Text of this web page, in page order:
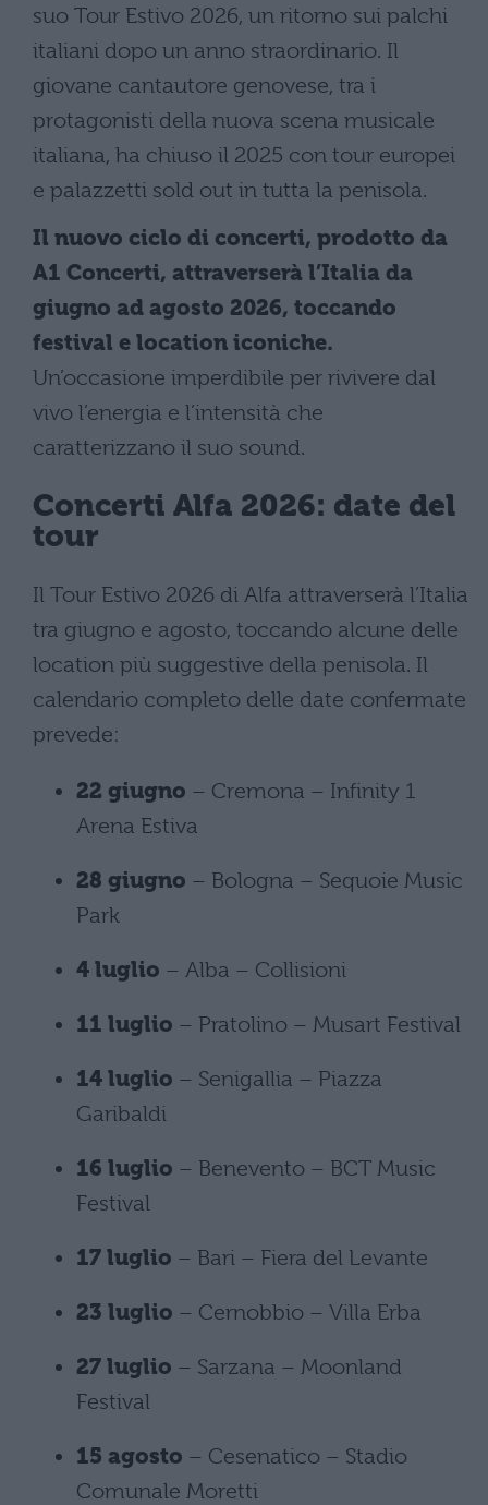
suo Tour Estivo 2026, un ritorno sui palchi
italiani dopo un anno straordinario. Il
giovane cantautore genovese, tra i
protagonisti della nuova scena musicale
italiana, ha chiuso il 2025 con tour europei
e palazzetti sold out in tutta la penisola.
Il nuovo ciclo di concerti, prodotto da
A1 Concerti, attraverserà l’Italia da
giugno ad agosto 2026, toccando
festival e location iconiche.
Un’occasione imperdibile per rivivere dal
vivo l’energia e l’intensità che
caratterizzano il suo sound.
Concerti Alfa 2026: date del
tour
Il Tour Estivo 2026 di Alfa attraverserà l’Italia
tra giugno e agosto, toccando alcune delle
location più suggestive della penisola. Il
calendario completo delle date confermate
prevede:
22 giugno – Cremona – Infinity 1
Arena Estiva
28 giugno – Bologna – Sequoie Music
Park
4 luglio – Alba – Collisioni
11 luglio – Pratolino – Musart Festival
14 luglio – Senigallia – Piazza
Garibaldi
16 luglio – Benevento – BCT Music
Festival
17 luglio – Bari – Fiera del Levante
23 luglio – Cernobbio – Villa Erba
27 luglio – Sarzana – Moonland
Festival
15 agosto – Cesenatico – Stadio
Comunale Moretti